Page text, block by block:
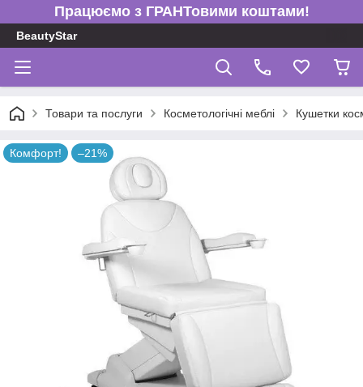
Працюємо з ГРАНТовими коштами!
BeautyStar
Товари та послуги Косметологічні меблі Кушетки
Комфорт! –21%